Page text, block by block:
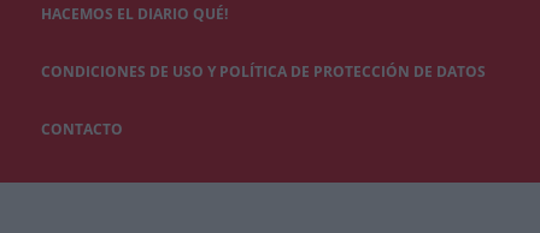
HACEMOS EL DIARIO QUÉ!
CONDICIONES DE USO Y POLÍTICA DE PROTECCIÓN DE DATOS
CONTACTO